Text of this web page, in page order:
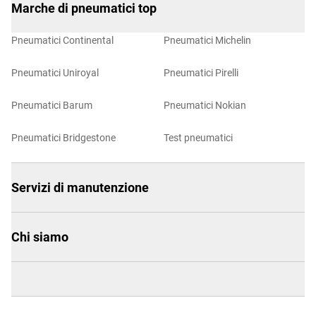
Marche di pneumatici top
Pneumatici Continental
Pneumatici Uniroyal
Pneumatici Barum
Pneumatici Bridgestone
Pneumatici Michelin
Pneumatici Pirelli
Pneumatici Nokian
Test pneumatici
Servizi di manutenzione
Chi siamo